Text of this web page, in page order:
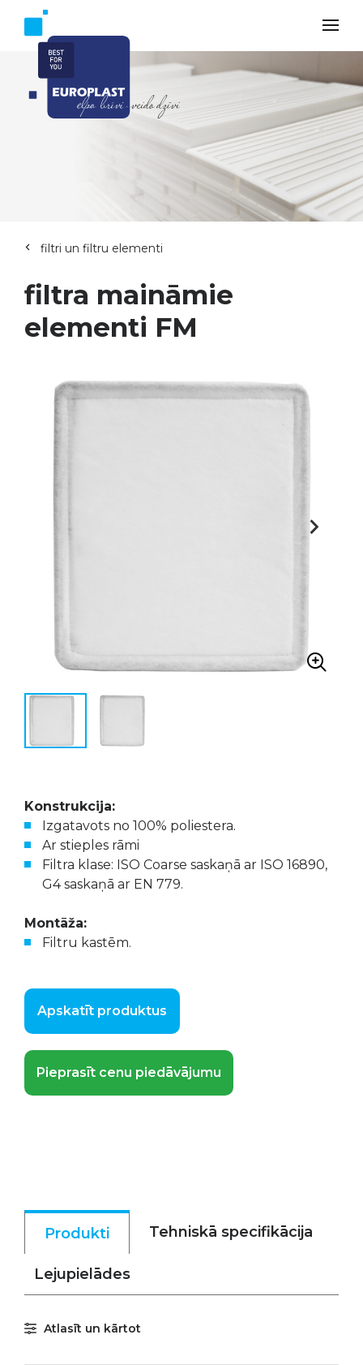
filtri un filtru elementi
filtra maināmie
elementi FM
Konstrukcija:
Izgatavots no 100% poliestera.
Ar stieples rāmi
Filtra klase: ISO Coarse saskaņā ar ISO 16890,
G4 saskaņā ar EN 779.
Montāža:
Filtru kastēm.
Apskatīt produktus
Pieprasīt cenu piedāvājumu
Produkti Tehniskā specifikācija
Lejupielādes
Atlasīt un kārtot